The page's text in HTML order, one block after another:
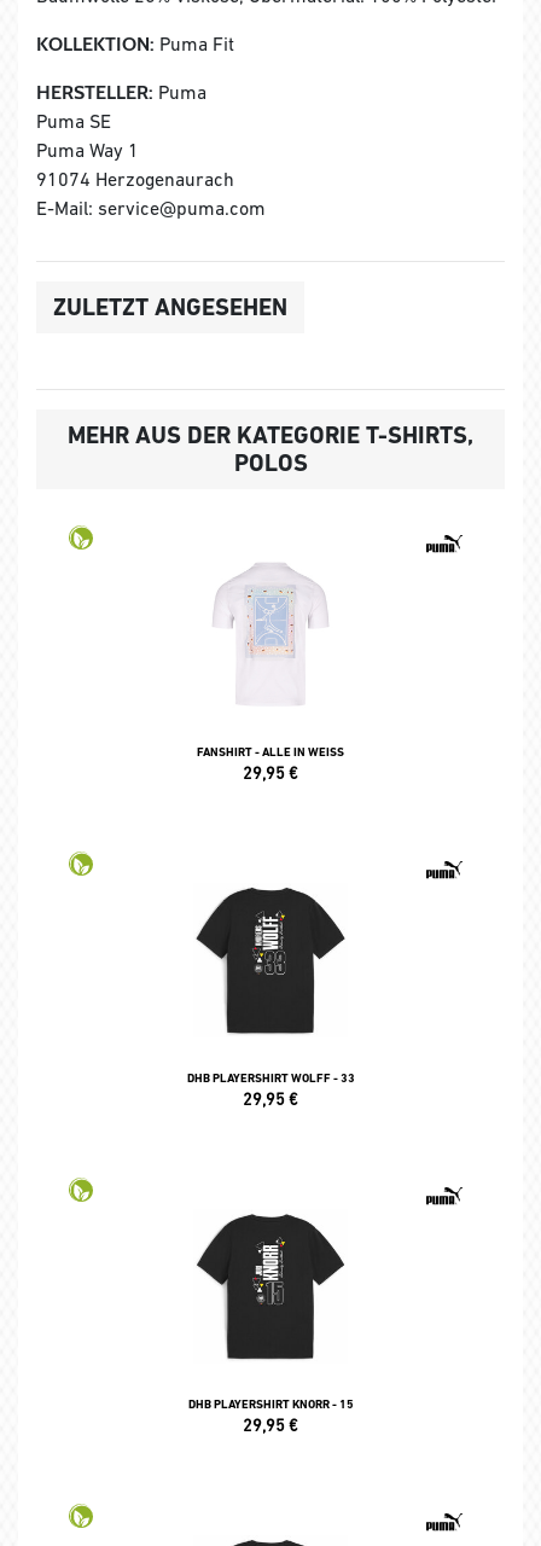
KOLLEKTION: Puma Fit
HERSTELLER: Puma
Puma SE
Puma Way 1
91074 Herzogenaurach
E-Mail: service@puma.com
ZULETZT ANGESEHEN
MEHR AUS DER KATEGORIE T-SHIRTS,
POLOS
FANSHIRT - ALLE IN WEISS
29,95€
DHB PLAYERSHIRT WOLFF - 33
29,95€
DHB PLAYERSHIRT KNORR - 15
29,95€